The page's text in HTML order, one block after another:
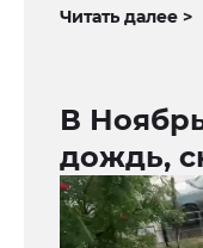
Читать далее >
В
дождь,